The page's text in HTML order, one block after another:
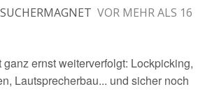
VOR MEHR ALS 16
ernst weiterverfolgt: Lockpicking,
Lautsprecherbau... und sicher noch